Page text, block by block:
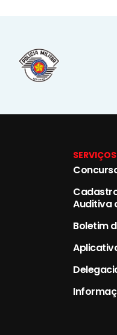
Auditiva
Boletim